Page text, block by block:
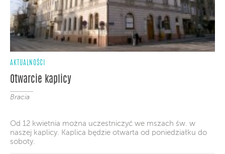
AKTUALNOŚCI
Otwarcie kaplicy
Bracia
Od 12 kwietnia można uczestniczyć we mszach św. w
naszej kaplicy. Kaplica będzie otwarta od poniedziałku do
soboty.